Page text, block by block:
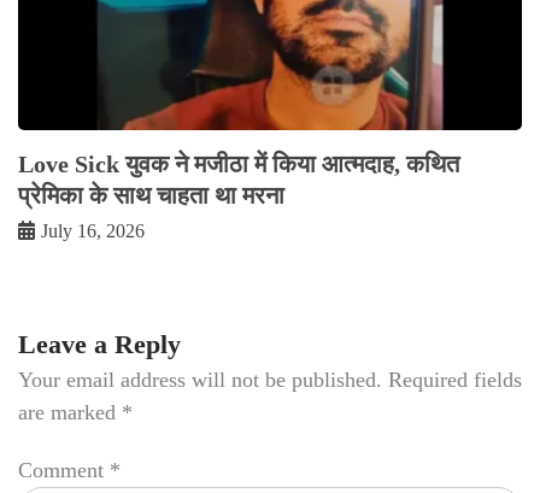
Love Sick युवक ने मजीठा में किया आत्मदाह, कथित
प्रेमिका के साथ चाहता था मरना
July 16, 2026
Leave a Reply
Your email address will not be published. Required fields
are marked *
Comment *